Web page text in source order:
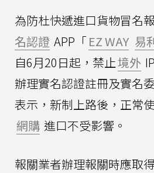
為防杜快遞進口貨物冒名
名認證 APP「EZ WAY 易
自6月20日起，禁止境外
辦理實名認證註冊及實名
表示，新制上路後，正常
網購 進口不受影響。
報關業者辦理報關時應取